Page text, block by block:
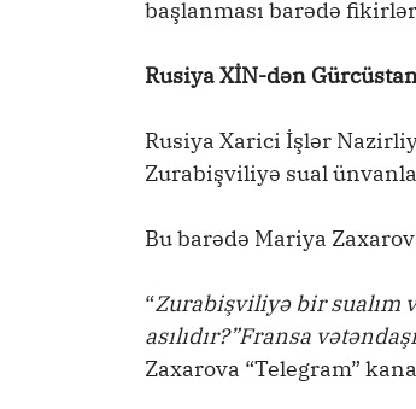
başlanması barədə
Rusiya XİN-dən
Rusiya Xarici İşlər
Zurabişviliyə sual
Bu barədə Mariya
“Zurabişviliyə bir sualım
asılıdır?”Fransa
Zaxarova “Telegram”